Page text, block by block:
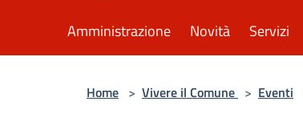
Amministrazione Novità Servizi
Home > Vivere il Comune > Eventi